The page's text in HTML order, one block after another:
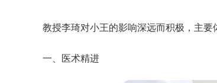
教授李琦对小王的影响深远而积极，主要
一、医术精进